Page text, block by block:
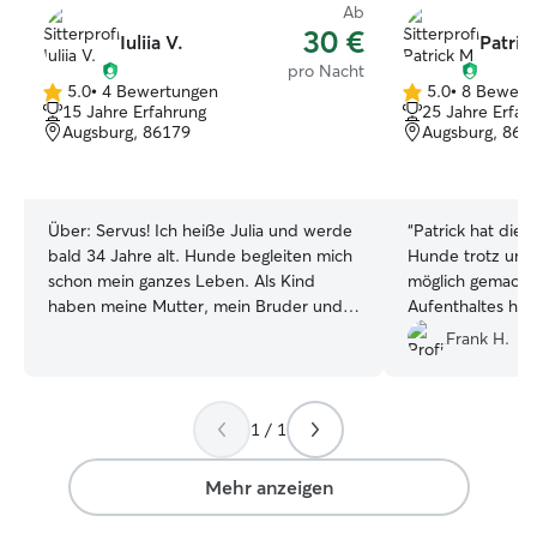
Iuliia V.
Ab
30 €
pro Nacht
5.0
von
5
5.0• 4 Bewertungen
15 Jahre Erfahrung
Augsburg, 86179
Über: Servus! Ich heiße Julia und werde
bald 34 Jahre alt. Hunde begleiten mich
schon mein ganzes Leben. Als Kind
haben meine Mutter, mein Bruder und
Schon damals habe ich gelernt, dass
hinter jedem Hund seine eigene
Geschichte steckt. Manche sind
neugierig und offen, andere brauchen
erst Zeit, um Vertrauen zu fassen.
5.0
von
5
5.0• 8
25 Jahre
Augsburg,
“Patrick hat die
Hunde trotz
möglich
Aufenthaltes
man konnte
Ordnung ist.
Frank H.
1 / 1
Mehr anzeigen